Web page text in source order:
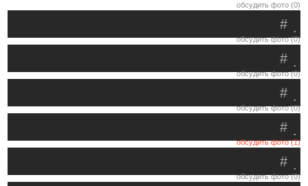
обсудить фото (0)
.
#
обсудить фото (0)
.
#
обсудить фото (0)
.
#
обсудить фото (0)
.
#
обсудить фото (1)
.
#
обсудить фото (0)